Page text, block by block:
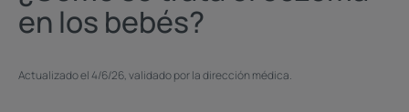
en los bebés?
Actualizado el4/6/26, validado porla dirección médica.